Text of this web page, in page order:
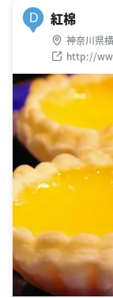
D 紅棉
神奈川県
http://